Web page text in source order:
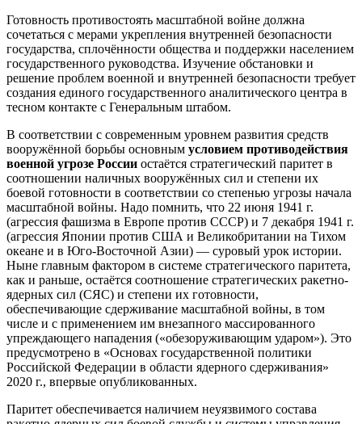
Готовность противостоять масштабной войне должна
сочетаться с мерами укрепления внутренней безопасности
государства, сплочённости общества и поддержки населением
государственного руководства. Изучение обстановки и
решение проблем военной и внутренней безопасности требует
создания единого государственного аналитического центра в
тесном контакте с Генеральным штабом.
В соответствии с современным уровнем развития средств
вооружённой борьбы основным условием противодействия
военной угрозе России остаётся стратегический паритет в
соотношении наличных вооружённых сил и степени их
боевой готовности в соответствии со степенью угрозы начала
масштабной войны. Надо помнить, что 22 июня 1941 г.
(агрессия фашизма в Европе против СССР) и 7 декабря 1941 г.
(агрессия Японии против США и Великобритании на Тихом
океане и в Юго-Восточной Азии) — суровый урок истории.
Ныне главным фактором в системе стратегического паритета,
как и раньше, остаётся соотношение стратегических ракетно-
ядерных сил (СЯС) и степени их готовности,
обеспечивающие сдерживание масштабной войны, в том
числе и с применением им внезапного массированного
упреждающего нападения («обезоруживающим ударом»). Это
предусмотрено в «Основах государственной политики
Российской Федерации в области ядерного сдерживания»
2020 г., впервые опубликованных.
Паритет обеспечивается наличием неуязвимого состава